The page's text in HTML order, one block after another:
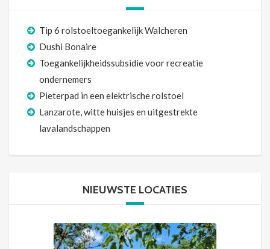
Tip 6 rolstoeltoegankelijk Walcheren
Dushi Bonaire
Toegankelijkheidssubsidie voor recreatie
ondernemers
Pieterpad in een elektrische rolstoel
Lanzarote, witte huisjes en uitgestrekte
lavalandschappen
NIEUWSTE LOCATIES